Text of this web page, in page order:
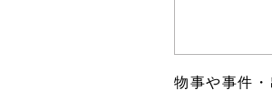
物事や事件